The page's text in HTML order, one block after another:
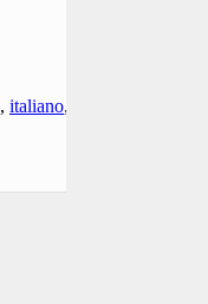
, italiano,